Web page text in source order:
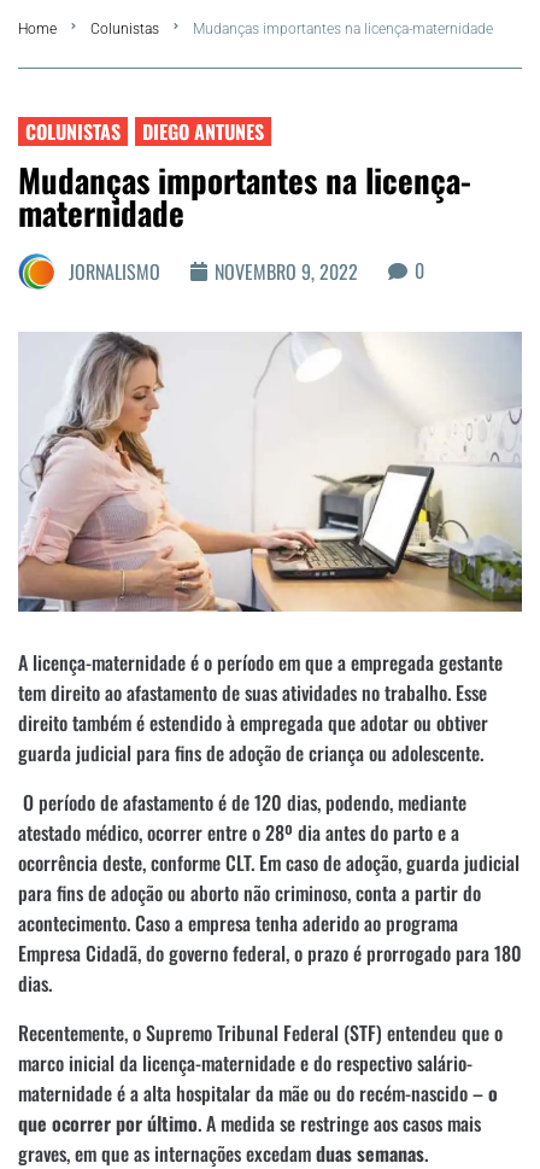
FLA Araru 2026
Região dos Lagos
Matérias Exclusivas
Home Colunistas Mudanças importantes na licença-maternidade
COLUNISTAS DIEGO ANTUNES
Mudanças importantes na licença-
maternidade
JORNALISMO NOVEMBRO 9, 2022 0
A licença-maternidade é o período em que a empregada gestante
tem direito ao afastamento de suas atividades no trabalho. Esse
direito também é estendido à empregada que adotar ou obtiver
guarda judicial para fins de adoção de criança ou adolescente.
O período de afastamento é de 120 dias, podendo, mediante
atestado médico, ocorrer entre o 28º dia antes do parto e a
ocorrência deste, conforme CLT. Em caso de adoção, guarda judicial
para fins de adoção ou aborto não criminoso, conta a partir do
acontecimento. Caso a empresa tenha aderido ao programa
Empresa Cidadã, do governo federal, o prazo é prorrogado para 180
dias.
Recentemente, o Supremo Tribunal Federal (STF) entendeu que o
marco inicial da licença-maternidade e do respectivo salário-
maternidade é a alta hospitalar da mãe ou do recém-nascido –o
que ocorrer por último. A medida se restringe aos casos mais
graves, em que as internações excedamduas semanas.